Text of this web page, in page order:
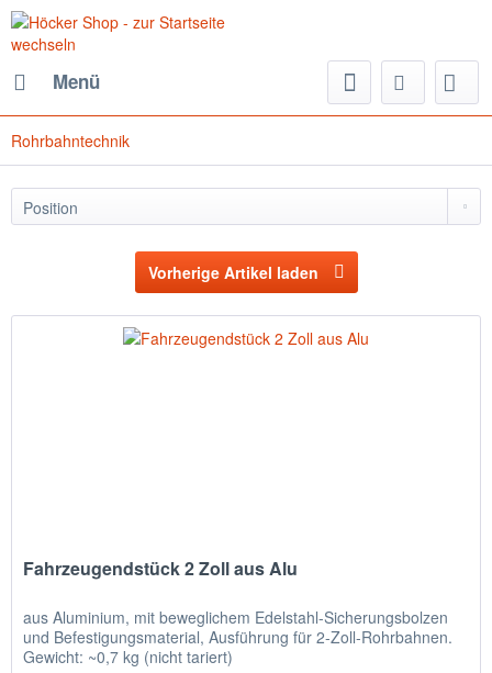
Menü
Rohrbahntechnik
Vorherige Artikel laden
Fahrzeugendstück 2 Zoll aus Alu
aus Aluminium, mit beweglichem Edelstahl-Sicherungsbolzen
und Befestigungsmaterial, Ausführung für 2-Zoll-Rohrbahnen.
Gewicht: ~0,7 kg (nicht tariert)